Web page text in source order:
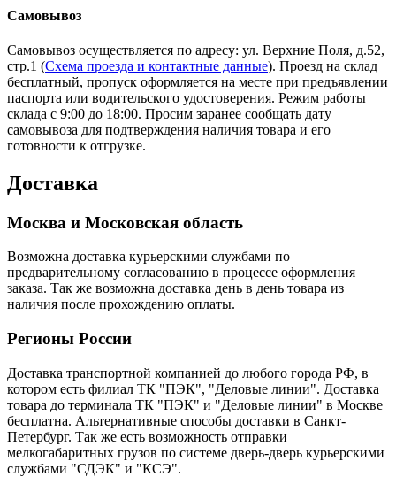
Самовывоз
Самовывоз осуществляется по адресу: ул. Верхние Поля, д.52,
стр.1 (Схема проезда и контактные данные). Проезд на склад
бесплатный, пропуск оформляется на месте при предъявлении
паспорта или водительского удостоверения. Режим работы
склада с 9:00 до 18:00. Просим заранее сообщать дату
самовывоза для подтверждения наличия товара и его
готовности к отгрузке.
Доставка
Москва и Московская область
Возможна доставка курьерскими службами по
предварительному согласованию в процессе оформления
заказа. Так же возможна доставка день в день товара из
наличия после прохождению оплаты.
Регионы России
Доставка транспортной компанией до любого города РФ, в
котором есть филиал ТК "ПЭК", "Деловые линии". Доставка
товара до терминала ТК "ПЭК" и "Деловые линии" в Москве
бесплатна. Альтернативные способы доставки в Санкт-
Петербург. Так же есть возможность отправки
мелкогабаритных грузов по системе дверь-дверь курьерскими
службами "СДЭК" и "КСЭ".